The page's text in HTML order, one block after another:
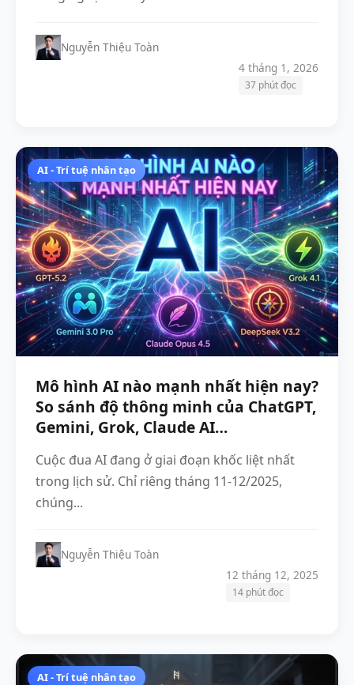
Nguyễn Thiệu Toàn
4 tháng 1, 2026
37 phút đọc
AI - Trí tuệ nhân tạo
Mô hình AI nào mạnh nhất hiện nay?
So sánh độ thông minh của ChatGPT,
Gemini, Grok, Claude AI…
Cuộc đua AI đang ở giai đoạn khốc liệt nhất
trong lịch sử. Chỉ riêng tháng 11-12/2025,
chúng...
Nguyễn Thiệu Toàn
12 tháng 12, 2025
14 phút đọc
AI - Trí tuệ nhân tạo